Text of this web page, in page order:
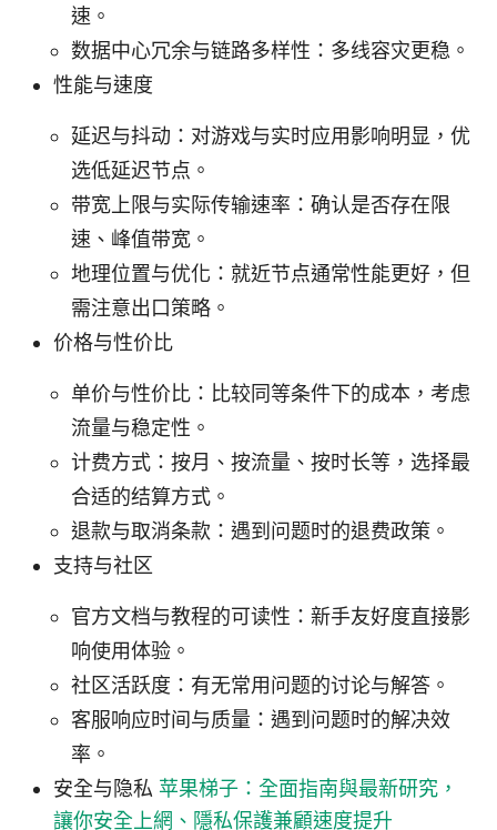
速。
数据中心冗余与链路多样性：多线容灾更稳。
性能与速度
延迟与抖动：对游戏与实时应用影响明显，优
选低延迟节点。
带宽上限与实际传输速率：确认是否存在限
速、峰值带宽。
地理位置与优化：就近节点通常性能更好，但
需注意出口策略。
价格与性价比
单价与性价比：比较同等条件下的成本，考虑
流量与稳定性。
计费方式：按月、按流量、按时长等，选择最
合适的结算方式。
退款与取消条款：遇到问题时的退费政策。
支持与社区
官方文档与教程的可读性：新手友好度直接影
响使用体验。
社区活跃度：有无常用问题的讨论与解答。
客服响应时间与质量：遇到问题时的解决效
率。
安全与隐私 苹果梯子：全面指南與最新研究，
讓你安全上網、隱私保護兼顧速度提升